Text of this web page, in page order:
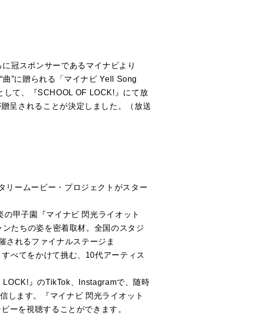
冠スポンサーであるマイナビより
”に贈られる「マイナビ Yell Song
て、『SCHOOL OF LOCK!』にて放
呈されることが決定しました。（放送
リームービー・プロジェクトがスター
甲子園『マイナビ 閃光ライオット
たちの姿を密着取材。全国のスタジ
されるファイナルステージま
べてをかけて挑む、10代アーティス
』のTikTok、Instagramで、随時
します。『マイナビ 閃光ライオット
ーを視聴することができます。